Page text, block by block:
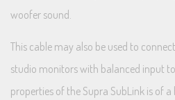
woofer sound.
This cable may also be used to
studio monitors with balanced input
properties of the Supra SubLink is of